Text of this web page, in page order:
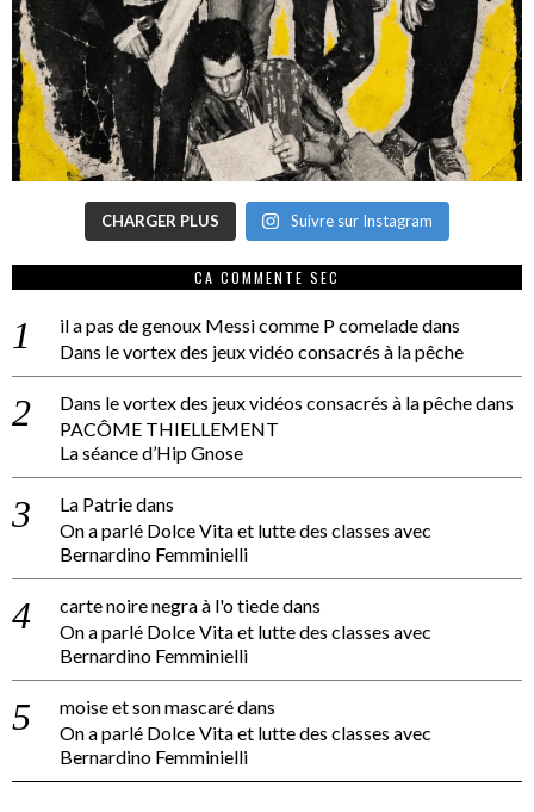
CHARGER PLUS Suivre sur Instagram
CA COMMENTE SEC
il a pas de genoux Messi comme P comeladedans
Dans le vortex des jeux vidéo consacrés à la pêche
Dans le vortex des jeux vidéos consacrés à la pêchedans
PACÔME THIELLEMENT
La séance d’Hip Gnose
La Patriedans
On a parlé Dolce Vita et lutte des classes avec
Bernardino Femminielli
carte noire negra à l'o tiededans
On a parlé Dolce Vita et lutte des classes avec
Bernardino Femminielli
moise et son mascarédans
On a parlé Dolce Vita et lutte des classes avec
Bernardino Femminielli